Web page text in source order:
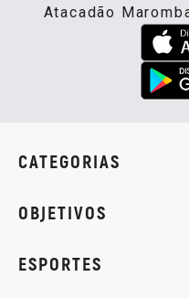
Atacadão
CATEGORIAS
OBJETIVOS
ESPORTES